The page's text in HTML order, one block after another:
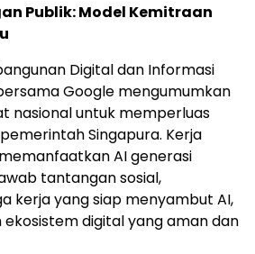
Publik: Model Kemitraan
Digital dan Informasi
Google mengumumkan
nasional untuk memperluas
Singapura. Kerja
AI generasi
tantangan sosial,
kerja yang siap menyambut AI,
digital yang aman dan